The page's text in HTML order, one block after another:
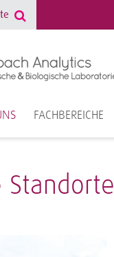
FACHBEREICHE
Standorte